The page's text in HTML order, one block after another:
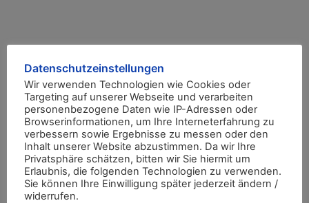
BISMARCK
SCHLÜSSELDIENST
SYKE
24 Stunden 365 Tage im Jahr für Sie im Schlüsseldienst
Einsatz
Datenschutzeinstellungen
Wir verwenden Technologien wie Cookies oder
Targeting auf unserer Webseite und verarbeiten
personenbezogene Daten wie IP-Adressen oder
Browserinformationen, um Ihre Interneterfahrung zu
verbessern sowie Ergebnisse zu messen oder den
Inhalt unserer Website abzustimmen. Da wir Ihre
Privatsphäre schätzen, bitten wir Sie hiermit um
Erlaubnis, die folgenden Technologien zu verwenden.
Sie können Ihre Einwilligung später jederzeit ändern /
widerrufen.